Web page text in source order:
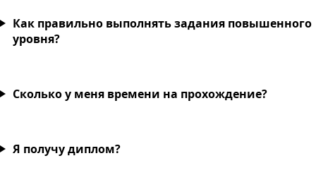
Как правильно выполнять задания повышенного
уровня?
Сколько у меня времени на прохождение?
Я получу диплом?